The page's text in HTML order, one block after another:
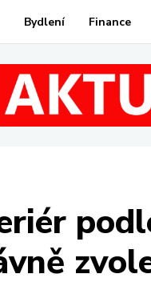
Bydlení Finance